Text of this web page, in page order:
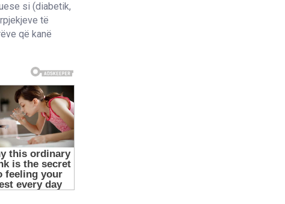
si (diabetik,
të
që kanë